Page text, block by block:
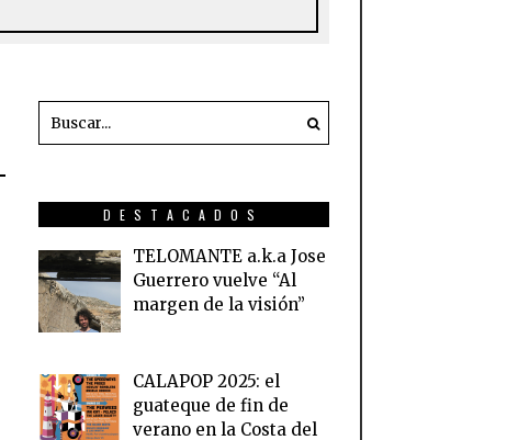
DESTACADOS
TELOMANTE a.k.a Jose
Guerrero vuelve “Al
margen de la visión”
CALAPOP 2025: el
guateque de fin de
verano en la Costa del